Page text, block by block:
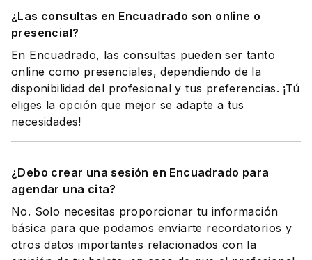
¿Las consultas en Encuadrado son online o
presencial?
En Encuadrado, las consultas pueden ser tanto
online como presenciales, dependiendo de la
disponibilidad del profesional y tus preferencias. ¡Tú
eliges la opción que mejor se adapte a tus
necesidades!
¿Debo crear una sesión en Encuadrado para
agendar una cita?
No. Solo necesitas proporcionar tu información
básica para que podamos enviarte recordatorios y
otros datos importantes relacionados con la